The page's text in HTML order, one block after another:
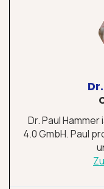
Dr. Paul Hammer
4.0 GmbH. Paul